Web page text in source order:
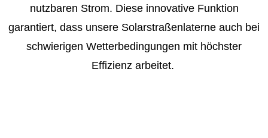
nutzbaren Strom. Diese innovative Funktion
garantiert, dass unsere Solarstraßenlaterne auch bei
schwierigen Wetterbedingungen mit höchster
Effizienz arbeitet.